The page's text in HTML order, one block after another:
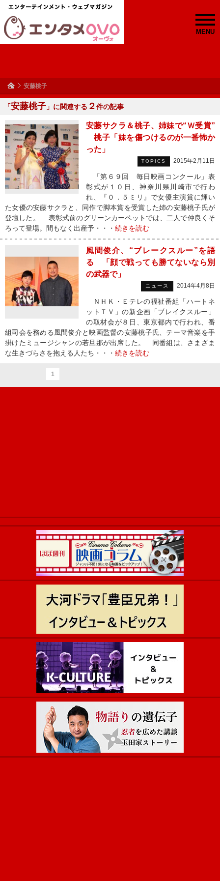
MENU
安藤桃子
「安藤桃子 」に関連する ２件の記事
安藤サクラ＆桃子、姉妹で“Ｗ受賞”
桃子「妹を傷つけるのが一番怖か
った」
TOPICS 2015年2月11日
「第６９回 毎日映画コンクール」表
彰式が１０日、神奈川県川崎市で行わ
れ、『０．５ミリ』で女優主演賞に輝い
た女優の安藤サクラと、同作で脚本賞を受賞した姉の安藤桃子氏が
登壇した。 表彰式前のグリーンカーペットでは、二人で仲良くそ
ろって登場。間もなく出産予・・・ 続きを読む
風間俊介、“ブレークスルー”を語
る 「顔で戦っても勝てないなら別
の武器で」
ニュース 2014年4月8日
ＮＨＫ・Ｅテレの福祉番組「ハートネ
ットＴＶ」の新企画「ブレイクスルー」
の取材会が８日、東京都内で行われ、番
組司会を務める風間俊介と映画監督の安藤桃子氏、テーマ音楽を手
掛けたミュージシャンの若旦那が出席した。 同番組は、さまざま
な生きづらさを抱える人たち・・・ 続きを読む
1